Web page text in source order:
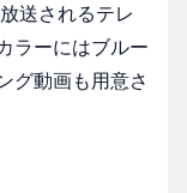
送されるテレ
ラーにはブルー
グ動画も用意さ